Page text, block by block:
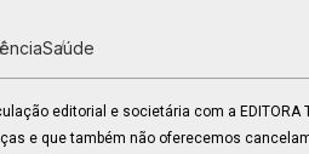
Saúde
editorial e societária com a EDITORA
e que também não oferecemos